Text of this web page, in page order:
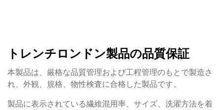
トレンチロンドン製品の品質保証
本製品は、厳格な品質管理および工程管理のもとで製造さ
れ、外観、規格、物性検査に合格した製品です。
製品に表示されている繊維混用率、サイズ、洗濯方法を着